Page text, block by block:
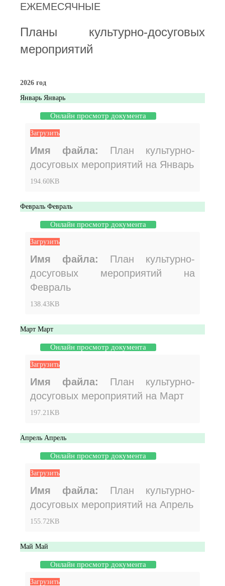
ЕЖЕМЕСЯЧНЫЕ
Планы культурно-досуговых
мероприятий
2026 год
Январь Январь
Онлайн просмотр документа
Загрузить
Имя файла: План культурно-
досуговых мероприятий на Январь
194.60KB
Февраль Февраль
Онлайн просмотр документа
Загрузить
Имя файла: План культурно-
досуговых мероприятий на
Февраль
138.43KB
Март Март
Онлайн просмотр документа
Загрузить
Имя файла: План культурно-
досуговых мероприятий на Март
197.21KB
Апрель Апрель
Онлайн просмотр документа
Загрузить
Имя файла: План культурно-
досуговых мероприятий на Апрель
155.72KB
Май Май
Онлайн просмотр документа
Загрузить